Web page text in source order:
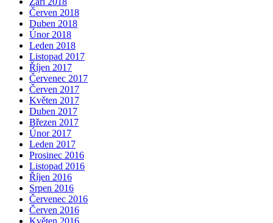
Červen 2018
Duben 2018
Únor 2018
Leden 2018
Listopad 2017
Říjen 2017
Červenec 2017
Červen 2017
Květen 2017
Duben 2017
Březen 2017
Únor 2017
Leden 2017
Prosinec 2016
Listopad 2016
Říjen 2016
Srpen 2016
Červenec 2016
Červen 2016